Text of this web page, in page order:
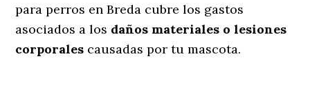
para perros en Breda cubre los gastos
asociados a los daños materiales o lesiones
corporales causadas por tu mascota.